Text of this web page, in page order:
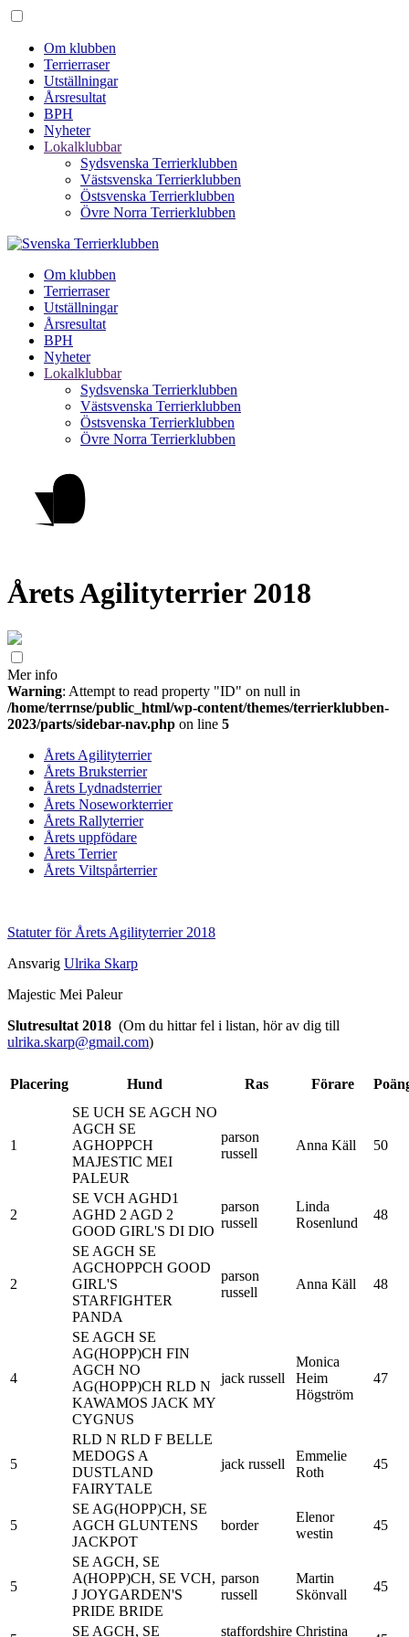
Om klubben
Terrierraser
Utställningar
Årsresultat
BPH
Nyheter
Lokalklubbar
Sydsvenska Terrierklubben
Västsvenska Terrierklubben
Östsvenska Terrierklubben
Övre Norra Terrierklubben
Om klubben
Terrierraser
Utställningar
Årsresultat
BPH
Nyheter
Lokalklubbar
Sydsvenska Terrierklubben
Västsvenska Terrierklubben
Östsvenska Terrierklubben
Övre Norra Terrierklubben
Årets Agilityterrier 2018
Mer info
Warning: Attempt to read property "ID" on null in
/home/terrnse/public_html/wp-content/themes/terrierklubben-
2023/parts/sidebar-nav.php on line 5
Årets Agilityterrier
Årets Bruksterrier
Årets Lydnadsterrier
Årets Noseworkterrier
Årets Rallyterrier
Årets uppfödare
Årets Terrier
Årets Viltspårterrier
Statuter för Årets Agilityterrier 2018
Ansvarig Ulrika Skarp
Majestic Mei Paleur
Slutresultat 2018 (Om du hittar fel i listan, hör av dig till
ulrika.skarp@gmail.com)
Placering Hund Ras Förare
1
SE UCH SE AGCH NO
AGCH SE
AGHOPPCH
MAJESTIC MEI
PALEUR
parson
russell
Anna Käll 50
2
SE VCH AGHD1
AGHD 2 AGD 2
GOOD GIRL'S DI DIO
parson
russell
Linda
Rosenlund
48
2
SE AGCH SE
AGCHOPPCH GOOD
GIRL'S
STARFIGHTER
PANDA
parson
russell
Anna Käll 48
4
SE AGCH SE
AG(HOPP)CH FIN
AGCH NO
AG(HOPP)CH RLD N
KAWAMOS JACK MY
CYGNUS
jack russell
Monica
Heim
Högström
47
5
RLD N RLD F BELLE
MEDOGS A
DUSTLAND
FAIRYTALE
jack russell
Emmelie
Roth
45
5
SE AG(HOPP)CH, SE
AGCH GLUNTENS
JACKPOT
border
Elenor
westin
45
5
SE AGCH, SE
A(HOPP)CH, SE VCH,
J JOYGARDEN'S
PRIDE BRIDE
parson
russell
Martin
Skönvall
45
SE AGCH, SE staffordshire Christina